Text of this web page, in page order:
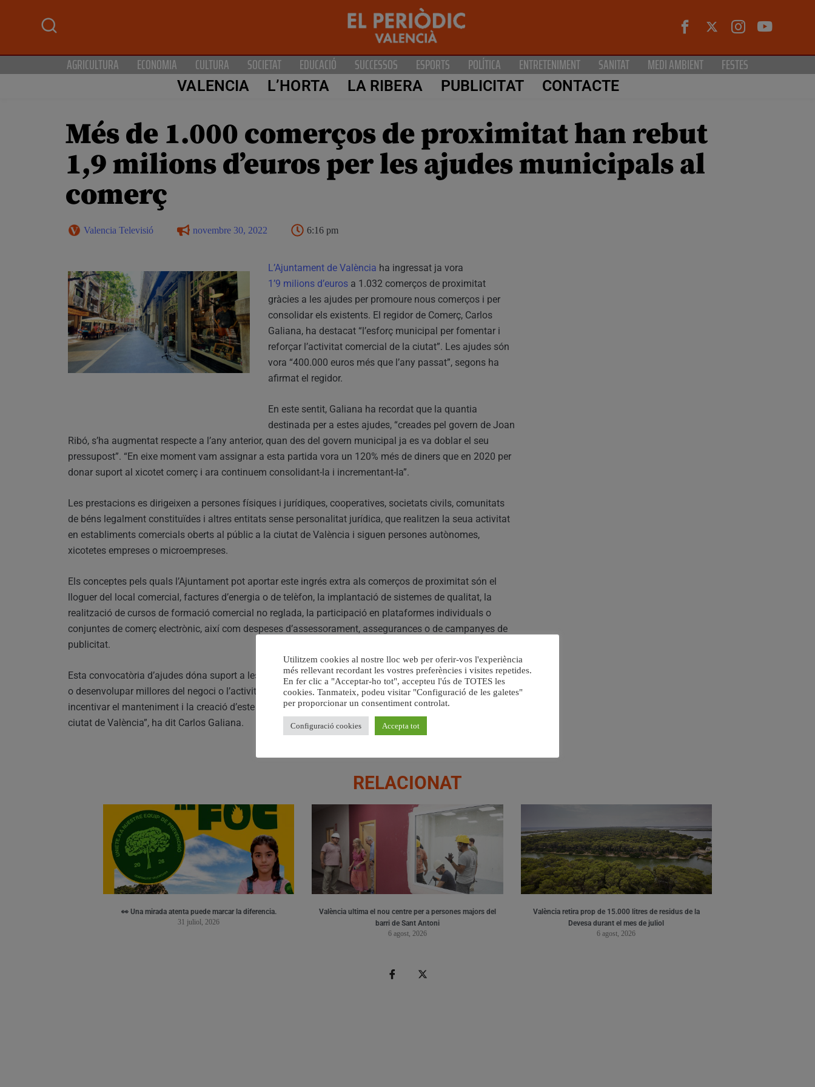
AGRICULTURA ECONOMIA CULTURA SOCIETAT EDUCACIÓ SUCCESSOS ESPORTS POLÍTICA ENTRETENIMENT SANITAT MEDI AMBIENT FESTES
VALENCIA L’HORTA LA RIBERA PUBLICITAT CONTACTE
Més de 1.000 comerços de proximitat han rebut
1,9 milions d’euros per les ajudes municipals al
comerç
Valencia Televisió novembre 30, 2022 6:16 pm
L’Ajuntament de València ha ingressat ja vora
1’9 milions d’euros a 1.032 comerços de proximitat
gràcies a les ajudes per promoure nous comerços i per
consolidar els existents. El regidor de Comerç, Carlos
Galiana, ha destacat “l’esforç municipal per fomentar i
reforçar l’activitat comercial de la ciutat”. Les ajudes són
vora “400.000 euros més que l’any passat”, segons ha
afirmat el regidor.
En este sentit, Galiana ha recordat que la quantia
destinada per a estes ajudes, “creades pel govern de Joan
Ribó, s’ha augmentat respecte a l’any anterior, quan des del govern municipal ja es va doblar el seu
pressupost”. “En eixe moment vam assignar a esta partida vora un 120% més de diners que en 2020 per
donar suport al xicotet comerç i ara continuem consolidant-la i incrementant-la”.
Les prestacions es dirigeixen a persones físiques i jurídiques, cooperatives, societats civils, comunitats
de béns legalment constituïdes i altres entitats sense personalitat jurídica, que realitzen la seua activitat
en establiments comercials oberts al públic a la ciutat de València i siguen persones autònomes,
xicotetes empreses o microempreses.
Els conceptes pels quals l’Ajuntament pot aportar este ingrés extra als comerços de proximitat són el
lloguer del local comercial, factures d’energia o de telèfon, la implantació de sistemes de qualitat, la
realització de cursos de formació comercial no reglada, la participació en plataformes individuals o
conjuntes de comerç electrònic, així com despeses d’assessorament, assegurances o de campanyes de
publicitat.
Esta convocatòria d’ajudes dóna suport a les iniciatives comercials a l’hora d’afrontar despeses corrents
o desenvolupar millores del negoci o l’activitat. “Amb esta mesura es pretén fomentar el xicotet comerç,
incentivar el manteniment i la creació d’este tipus d’empreses, així com millorar el mapa comercial de la
ciutat de València”, ha dit Carlos Galiana.
RELACIONAT
👀 Una mirada atenta puede marcar la diferencia.
31 juliol, 2026
València ultima el nou centre per a persones majors del
barri de Sant Antoni
6 agost, 2026
València retira prop de 15.000 litres de residus de la
Devesa durant el mes de juliol
6 agost, 2026
Utilitzem cookies al nostre lloc web per oferir-vos l'experiència
més rellevant recordant les vostres preferències i visites repetides.
En fer clic a "Acceptar-ho tot", accepteu l'ús de TOTES les
cookies. Tanmateix, podeu visitar "Configuració de les galetes"
per proporcionar un consentiment controlat.
Configuració cookies Accepta tot